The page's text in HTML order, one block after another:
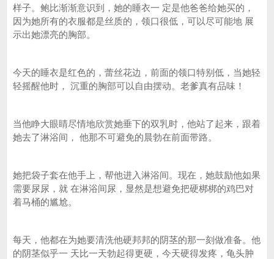
样子。鲍比渐渐意识到，她的睡衣一 定是他爸爸给她买的，
因为她所有的衣服都是丝质的，领口很低，可以尽可能地 展
示出她漂亮的胸部。
今天的睡衣是红色的，蕾丝花边，前面的领口特别低，当她轻
轻摇醒他时， 沉重的胸部可以自由摆动。老爹真有品味！
当他睁大眼睛尽情地欣赏她垂下的双乳时，他站了起来，跟着
她去了淋浴间， 他那不可避免的晨勃在前面带路。
她把袋子套在他手上，帮他进入淋浴间。现在，她鼓励他如果
需要尿尿，就 在淋浴间尿，显然是想避免把硬梆梆的鸡巴对
着马桶的尴尬。
每天，他都在为她要清洗他硬邦邦的阴茎的那一刻做准备。他
的阴茎似乎一 天比一天勃起得更硬，今天硬得发疼，龟头肿